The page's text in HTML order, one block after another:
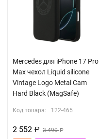
Mercedes для iPhone 17 Pro
Max чехол Liquid silicone
Vintage Logo Metal Cam
Hard Black (MagSafe)
Код товара: 122-465
2 552 Р 3 490Р